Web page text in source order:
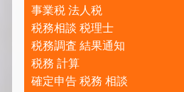
事業税 法人税
税務相談 税理士
税務調査 結果通知
税務 計算
確定申告 税務 相談